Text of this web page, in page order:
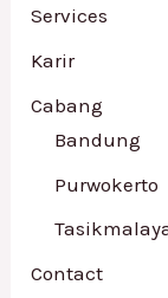
Services
Karir
Cabang
Bandung
Purwokerto
Contact